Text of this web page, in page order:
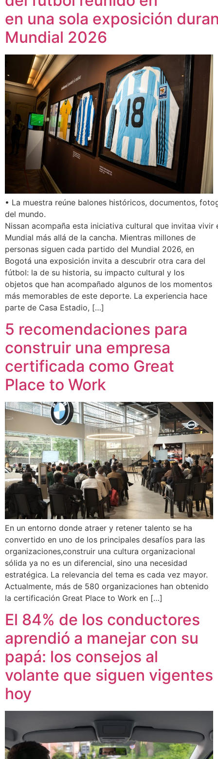
en una sola exposición
Mundial 2026
• La muestra reúne balones históricos, documentos,
del mundo.
Nissan acompaña esta iniciativa cultural que invitaa vivir
Mundial más allá de la cancha. Mientras millones de
personas siguen cada partido del Mundial 2026, en
Bogotá una exposición invita a descubrir otra cara del
fútbol: la de su historia, su impacto cultural y los
objetos que han acompañado algunos de los momentos
más memorables de este deporte. La experiencia hace
parte de Casa Estadio, […]
5 recomendaciones para
construir una empresa
certificada como Great
Place to Work
En un entorno donde atraer y retener talento se ha
convertido en uno de los principales desafíos para las
organizaciones,construir una cultura organizacional
sólida ya no es un diferencial, sino una necesidad
estratégica. La relevancia del tema es cada vez mayor.
Actualmente, más de 580 organizaciones han obtenido
la certificación Great Place to Work en […]
El 84% de los conductores
aprendió a manejar con su
papá: los consejos al
volante que siguen vigentes
hoy